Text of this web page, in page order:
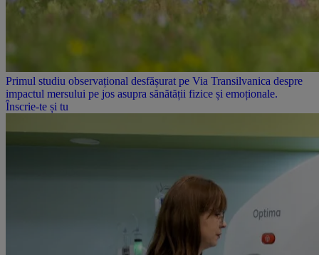
Primul studiu observațional desfășurat pe Via Transilvanica despre
impactul mersului pe jos asupra sănătății fizice și emoționale.
Înscrie-te și tu